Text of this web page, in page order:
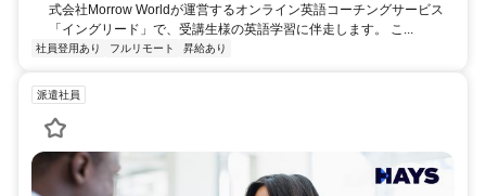
式会社Morrow Worldが運営するオンライン英語コーチングサービス
「イングリード」で、受講生様の英語学習に伴走します。 こ...
社員登用あり フルリモート 昇給あり
派遣社員